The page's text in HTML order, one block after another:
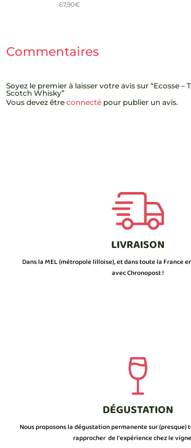
67,90€
Commentaires
Soyez le premier à laisser votre avis sur “Ecosse –
Scotch Whisky”
Vous devez être connecté pour publier un avis.
LIVRAISON
Dans la MEL (métropole lilloise), et dans toute la France
avec Chronopost !
DÉGUSTATION
Nous proposons la dégustation permanente sur (presque)
rapprocher de l’expérience chez le